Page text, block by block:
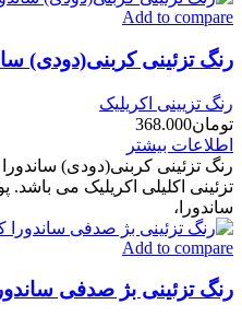
Add to compare
رنگ تزئینی کربنی(دودی) ساندورا کد
رنگ تزیینی اکریلیک
تومان368.000
اطلاعات بیشتر
رنگ تزئینی کربنی(دودی)
تزئینی اکلیلی اکریلیک می باشد.
ساندورا،
Add to compare
رنگ تزئینی بژ صدفی ساندورا کد 120